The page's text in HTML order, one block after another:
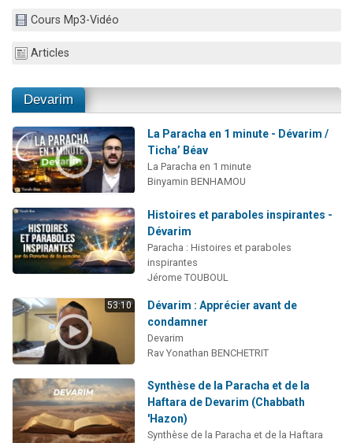
Cours Mp3-Vidéo
Articles
Devarim
La Paracha en 1 minute - Dévarim /
Ticha’ Béav
La Paracha en 1 minute
Binyamin BENHAMOU
Histoires et paraboles inspirantes -
Dévarim
Paracha : Histoires et paraboles
inspirantes
Jérome TOUBOUL
53:10
Dévarim : Apprécier avant de
condamner
Devarim
Rav Yonathan BENCHETRIT
Synthèse de la Paracha et de la
Haftara de Devarim (Chabbath
'Hazon)
Synthèse de la Paracha et de la Haftara